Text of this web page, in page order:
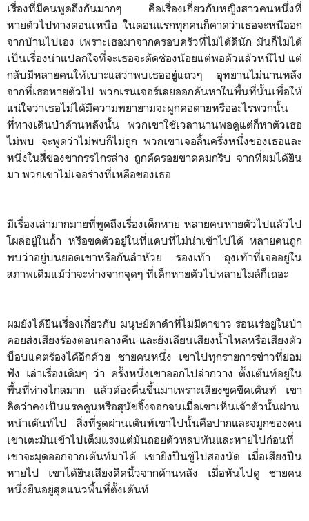
เรื่องที่มีคนพูดถึงกันมากๆ คือเรื่องเกี่ยวกับหญิงสาวคนหนึ่งที่
หายตัวไปทางตอนเหนือ ในตอนแรกทุกคนก็คาดว่าเธอจะหนีออก
จากบ้านไปเอง เพราะเธอมาจากครอบครัวที่ไม่ได้ดีนัก มันก็ไม่ได้
เป็นเรื่องน่าแปลกใจที่จะเธอจะตัดช่องน้อยแต่พอตัวแล้วหนีไป แต่
กลับมีหลายคนให้เบาะแสว่าพบเธออยู่แถวๆ อุทยานไม่นานหลัง
จากที่เธอหายตัวไป พวกเรนเจอร์เลยออกค้นหาในพื้นที่นั้นเพื่อให้
แน่ใจว่าเธอไม่ได้มีความพยายามจะผูกคอตายหรืออะไรพวกนั้น
ที่ทางเดินป่าด้านหลังนั้น พวกเขาใช้เวลานานพอดูแต่ก็หาตัวเธอ
ไม่พบ จะพูดว่าไม่พบก็ไม่ถูก พวกเขาเจอลิ้นครึ่งหนึ่งของเธอและ
หนี่งในสี่ของขากรรไกรล่าง ถูกตัดรอยขาดคมกริบ จากที่ผมได้ยิน
มา พวกเขาไม่เจอร่างที่เหลือของเธอ
มีเรื่องเล่ามากมายที่พูดถึงเรื่องเด็กหาย หลายคนหายตัวไปแล้วไป
โผล่อยู่ในถ้ำ หรือขดตัวอยู่ในที่แคบที่ไม่น่าเข้าไปได้ หลายคนถูก
พบว่าอยู่บนยอดเขาหรือก้นลำห้วย รองเท้า ถุงเท้าที่เจออยู่ใน
สภาพเดิมแม้ว่าจะห่างจากจุดๆ ที่เด็กหายตัวไปหลายไมล์ก็เถอะ
ผมยังได้ยิินเรื่องเกี่ยวกับ มนุษย์ตาดำที่ไม่มีตาขาว ร่อนเร่อยู่ในป่า
คอยส่งเสียงร้องตอนกลางคืน และยังเลียนเสียงน้ำไหลหรือเสียงตัว
บ็อบแคตร้องได้อีกด้วย ชายคนหนึ่ง เขาไปทุกรายการข่าวที่ยอม
ฟัง เล่าเรื่องเดิมๆ ว่า ครั้งหนึ่งเขาออกไปล่ากวาง ตั้งเต๊นท์อยู่ใน
พื้นที่ห่างไกลมาก แล้วต้องตื่นขึ้นมาเพราะเสียงขูดขีดเต๊นท์ เขา
คิดว่าคงเป็นแรคคูนหรือสุนัขจิ้งจอกจนเมืี่อเขาเห็นเจ้าตัวนั้นผ่าน
หน้าเต๊นท์ไป สิ่งที่รูดผ่านเต๊นท์เขาไปนั้นคือปากและจมูกของคน
เขาเตะมันเข้าไปเต็มแรงแต่มันถอยตัวหลบทันและหายไปก่อนที่
เขาจะมุดออกจากเต๊นท์มาได้ เขายิงปืนขู่ไปสองนัด เมื่อเสียงปืน
หายไป เขาได้ยินเสียงดีดนิ้วจากด้านหลัง เมื่อหันไปดู ชายคน
หนึ่งยืนอยู่สุดแนวพื้นที่ตั้งเต๊นท์